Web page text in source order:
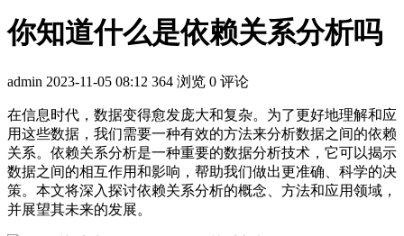
你知道什么是依赖关系分析吗
admin 2023-11-05 08:12 364 浏览 0 评论
在信息时代，数据变得愈发庞大和复杂。为了更好地理解和应
用这些数据，我们需要一种有效的方法来分析数据之间的依赖
关系。依赖关系分析是一种重要的数据分析技术，它可以揭示
数据之间的相互作用和影响，帮助我们做出更准确、科学的决
策。本文将深入探讨依赖关系分析的概念、方法和应用领域，
并展望其未来的发展。